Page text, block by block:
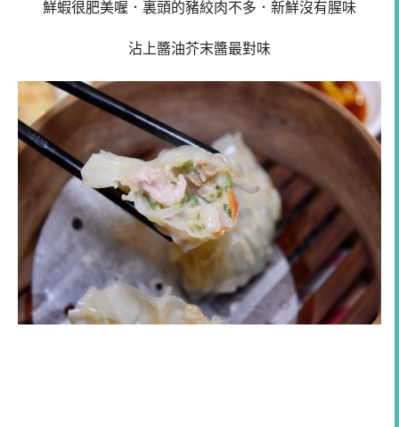
鮮蝦很肥美喔．裏頭的豬絞肉不多．新鮮沒有腥味
沾上醬油芥末醬最對味